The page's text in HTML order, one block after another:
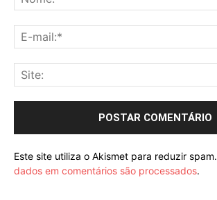
Este site utiliza o Akismet para reduzir spam.
dados em comentários são processados.